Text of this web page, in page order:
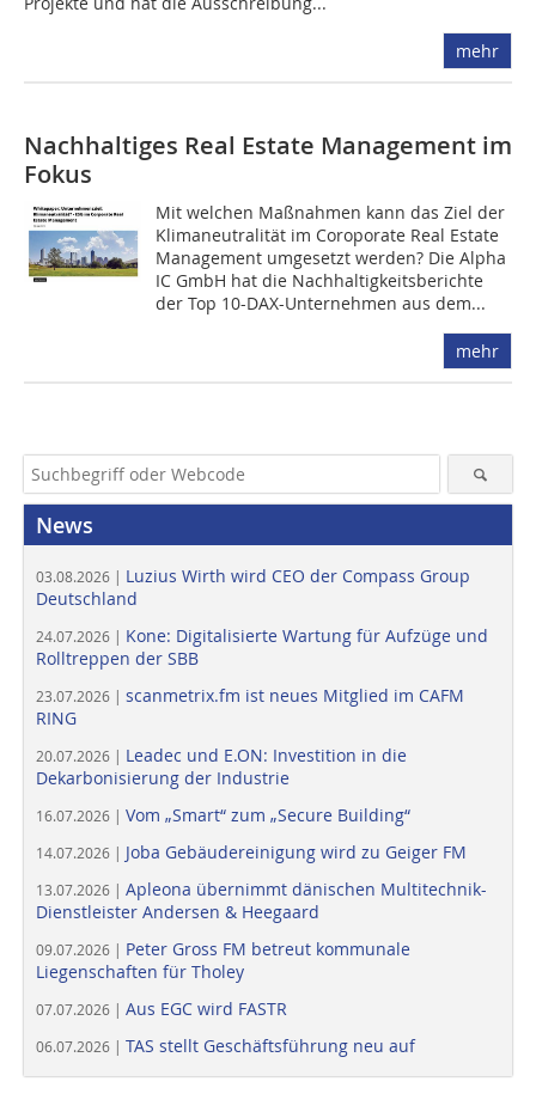
mehr
Nachhaltiges Real Estate Management im
Fokus
Mit welchen Maßnahmen kann das Ziel der
Klimaneutralität im Coroporate Real Estate
Management umgesetzt werden? Die Alpha
IC GmbH hat die Nachhaltigkeitsberichte
der Top 10-DAX-Unternehmen aus dem...
mehr
News
03.08.2026 | Luzius Wirth wird CEO der Compass Group
Deutschland
24.07.2026 | Kone: Digitalisierte Wartung für Aufzüge und
Rolltreppen der SBB
23.07.2026 | scanmetrix.fm ist neues Mitglied im CAFM
RING
20.07.2026 | Leadec und E.ON: Investition in die
Dekarbonisierung der Industrie
16.07.2026 | Vom „Smart“ zum „Secure Building“
14.07.2026 | Joba Gebäudereinigung wird zu Geiger FM
13.07.2026 | Apleona übernimmt dänischen Multitechnik-
Dienstleister Andersen & Heegaard
09.07.2026 | Peter Gross FM betreut kommunale
Liegenschaften für Tholey
07.07.2026 | Aus EGC wird FASTR
06.07.2026 | TAS stellt Geschäftsführung neu auf